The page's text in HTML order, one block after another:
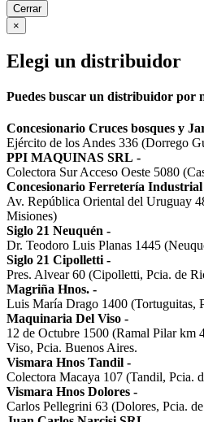
Cerrar
×
Elegi un distribuidor
Puedes buscar un distribuidor por
Concesionario Cruces bosques y
Ejército de los Andes 336 (Dorrego
PPI MAQUINAS SRL -
Colectora Sur Acceso Oeste 5080
Concesionario Ferretería
Av. República Oriental del Uruguay
Misiones)
Siglo 21 Neuquén -
Dr. Teodoro Luis Planas 1445
Siglo 21 Cipolletti -
Pres. Alvear 60 (Cipolletti, Pcia. de
Magriña Hnos. -
Luis María Drago 1400 (Tortuguitas,
Maquinaria Del Viso -
12 de Octubre 1500 (Ramal Pilar km
Viso, Pcia. Buenos Aires.
Vismara Hnos Tandil -
Colectora Macaya 107 (Tandil, Pcia.
Vismara Hnos Dolores -
Carlos Pellegrini 63 (Dolores, Pcia.